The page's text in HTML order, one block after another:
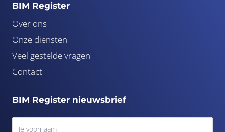
BIM Register
Over ons
Onze diensten
Veel gestelde vragen
Contact
BIM Register nieuwsbrief